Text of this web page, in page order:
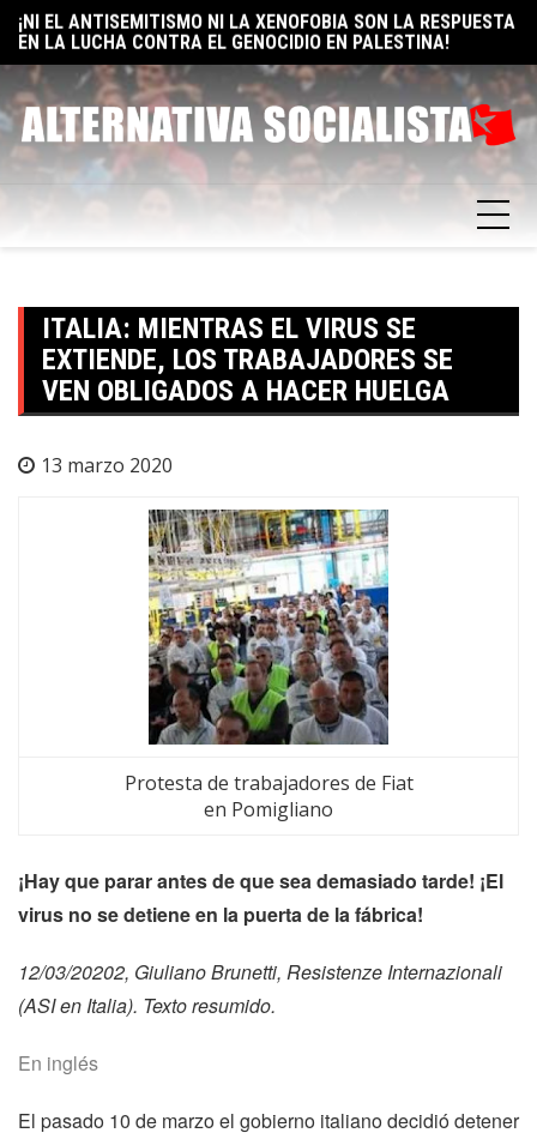
Skip
content
ELON MUSK: UN BILLÓN Y UNO RAZONES PARA SER
SOCIALISTA
ITALIA: MIENTRAS EL VIRUS SE
EXTIENDE, LOS TRABAJADORES SE
VEN OBLIGADOS A HACER HUELGA
13 marzo 2020
Protesta de trabajadores de Fiat
en Pomigliano
¡Hay que parar antes de que sea demasiado tarde! ¡El
virus no se detiene en la puerta de la fábrica!
12/03/20202, Giuliano Brunetti, Resistenze Internazionali
(ASI en Italia). Texto resumido.
En inglés
El pasado 10 de marzo el gobierno italiano decidió detener